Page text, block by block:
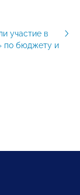
участие в
по бюджету и